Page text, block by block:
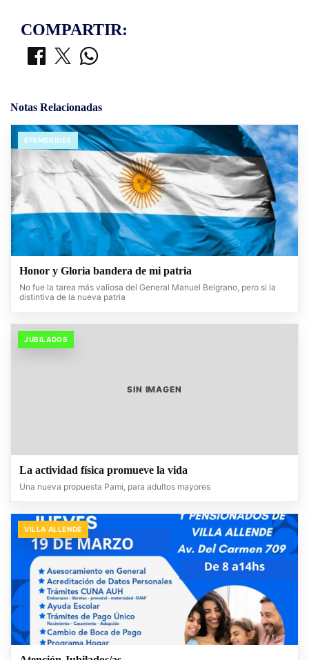
COMPARTIR:
Notas Relacionadas
EFEMERIDES
Honor y Gloria bandera de mi patria
No fue la tarea más valiosa del General Manuel Belgrano, pero si la
distintiva de la nueva patria
JUBILADOS
SIN IMAGEN
La actividad física promueve la vida
Una nueva propuesta Pami, para adultos mayores
VILLA ALLENDE